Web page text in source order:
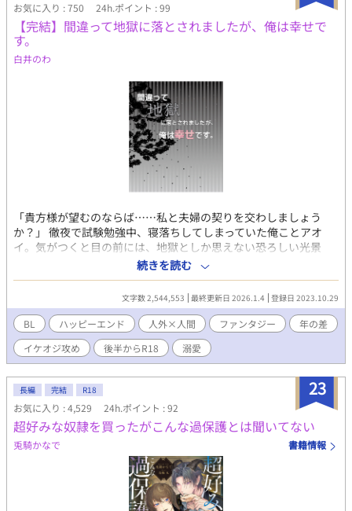
お気に入り : 750 24h.ポイント : 99
【完結】間違って地獄に落とされましたが、俺は幸せで
す。
白井のわ
「貴方様が望むのならば……私と夫婦の契りを交わしましょう
か？」 徹夜で試験勉強中、寝落ちしてしまっていた俺ことアオ
イ。気がつくと目の前には、地獄としか思えない恐ろしい光景
が。戸惑う俺に、優しく声をかけてくれたのは、黒い執事服を纏
った紳士だった。 え、ホントに地獄？ しかも、俺、死んじゃっ
たの？ 突然の事態に、不安と恐怖で泣き叫んでいた俺の背を撫
で、落ち着かせてくれた紳士ことバアルさん。涙やら何やらでぐ
ちゃぐちゃになった頬まで、ハンカチで拭ってくれた。本人曰
く、悪魔とのことだが、スゴく親切な方としか思えない。 たとえ
彼の額から触覚が生えていようが、背中から半透明な羽が生えて
いようが、そんなのは些細な問題だ。だって顔は、全体の八割く
らいは人間だから！ 四、五十代くらいの真っ白な髭とオールバ
ックが似合っている、渋めのカッコいいオジ様なんだから！！ 見
知らぬ世界で一人ぼっちになった俺に突然出来た、カッコよくて
頼もしいお世話係兼同居人……のハズが。あれよあれよと恋人を
すっ飛ばして夫婦の契り？ 更には、その先も？ キスもまだな
のに、エッチなのはいけないと思います！ 【後半のお話に、一部
性的な描写を含むものがあります。R18指定のお話にはタイトル
続きを読む
文字数 2,544,553 最終更新日 2026.1.4 登録日 2023.10.29
BL ハッピーエンド 人外×人間 ファンタジー
年の差
イケオジ攻め
後半からR18 溺愛
23
長編 完結 R18
お気に入り : 4,529 24h.ポイント : 92
超好みな奴隷を買ったがこんな過保護とは聞いてない
兎騎かなで 書籍情報